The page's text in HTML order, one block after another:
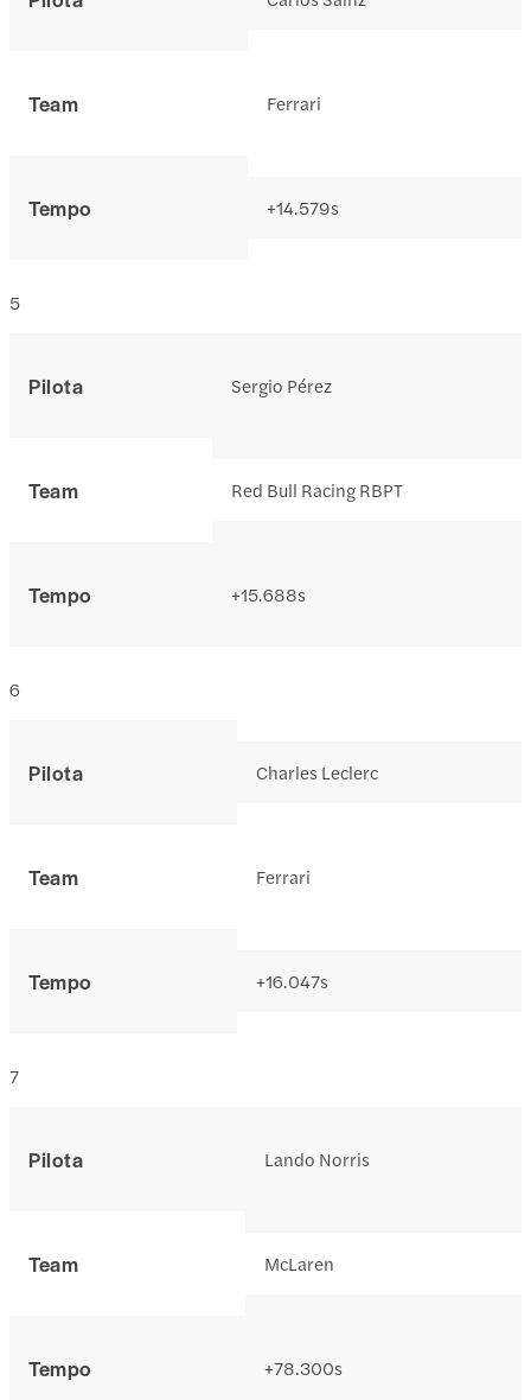
Team
Tempo
Ferrari
+14.579s
Pilota
Team
Tempo
5
Sergio Pérez
Red Bull Racing RBPT
+15.688s
Pilota
Team
Tempo
6
Charles Leclerc
Ferrari
+16.047s
Pilota
Team
Tempo
7
Lando Norris
McLaren
+78.300s